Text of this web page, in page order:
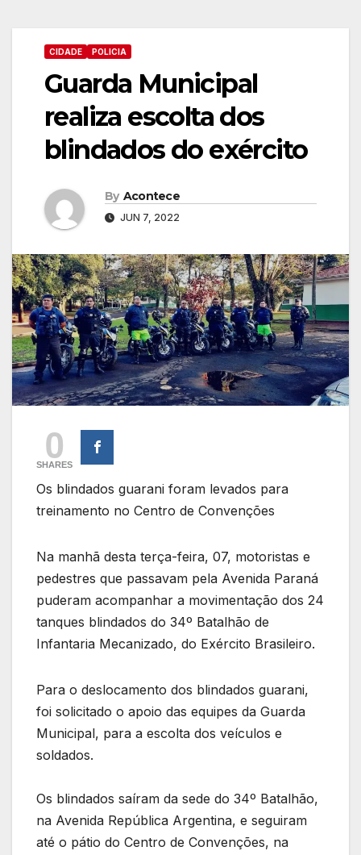
CIDADE POLICIA
Guarda Municipal
realiza escolta dos
blindados do exército
By Acontece
JUN 7, 2022
0
SHARES
Os blindados guarani foram levados para
treinamento no Centro de Convenções
Na manhã desta terça-feira, 07, motoristas e
pedestres que passavam pela Avenida Paraná
puderam acompanhar a movimentação dos 24
tanques blindados do 34º Batalhão de
Infantaria Mecanizado, do Exército Brasileiro.
Para o deslocamento dos blindados guarani,
foi solicitado o apoio das equipes da Guarda
Municipal, para a escolta dos veículos e
soldados.
Os blindados saíram da sede do 34º Batalhão,
na Avenida República Argentina, e seguiram
até o pátio do Centro de Convenções, na